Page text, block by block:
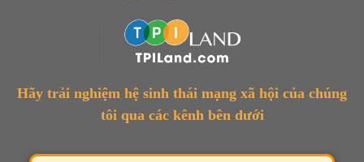
Hãy trải nghiệm hệ sinh thái mạng xã hội của chúng
tôi qua các kênh bên dưới